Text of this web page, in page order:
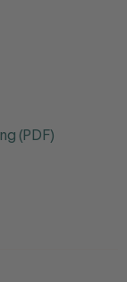
(PDF)